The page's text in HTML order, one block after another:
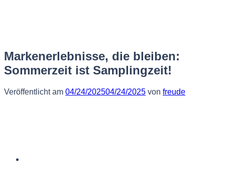
Markenerlebnisse, die bleiben:
Sommerzeit ist Samplingzeit!
Veröffentlicht am 04/24/202504/24/2025 von freude